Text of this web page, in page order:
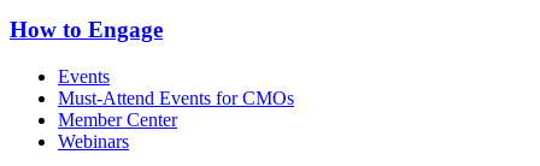
How to Engage
Events
Must-Attend Events for CMOs
Member Center
Webinars